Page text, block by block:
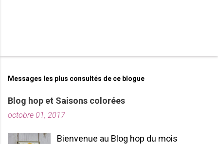
Messages les plus consultés de ce blogue
Blog hop et Saisons colorées
octobre 01, 2017
Bienvenue au Blog hop du mois